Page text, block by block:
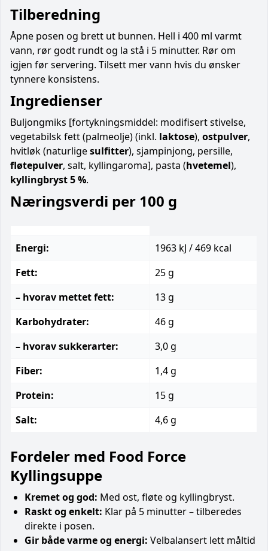
Tilberedning
Åpne posen og brett ut bunnen. Hell i 400 ml varmt
vann, rør godt rundt og la stå i 5 minutter. Rør om
igjen før servering. Tilsett mer vann hvis du ønsker
tynnere konsistens.
Ingredienser
Buljongmiks [fortykningsmiddel: modifisert stivelse,
vegetabilsk fett (palmeolje) (inkl. laktose), ostpulver,
hvitløk (naturligesulfitter), sjampinjong, persille,
fløtepulver, salt, kyllingaroma], pasta (hvetemel),
kyllingbryst 5 %.
Næringsverdi per 100 g
Energi:
1963 kJ / 469 kcal
Fett:
25 g
– hvorav mettet fett:
13 g
Karbohydrater:
46 g
– hvorav sukkerarter:
3,0 g
Fiber:
1,4 g
Protein:
15 g
Salt:
4,6 g
Fordeler med Food Force
Kyllingsuppe
Kremet og god: Med ost, fløte og kyllingbryst.
Raskt og enkelt: Klar på 5 minutter – tilberedes
direkte i posen.
Gir både varme og energi: Velbalansert lett måltid